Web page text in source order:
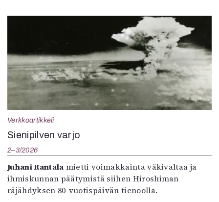
Verkkoartikkeli
Sienipilven varjo
2–3/2026
Juhani Rantala mietti voimakkainta väkivaltaa ja
ihmiskunnan päätymistä siihen Hiroshiman
räjähdyksen 80-vuotispäivän tienoolla.